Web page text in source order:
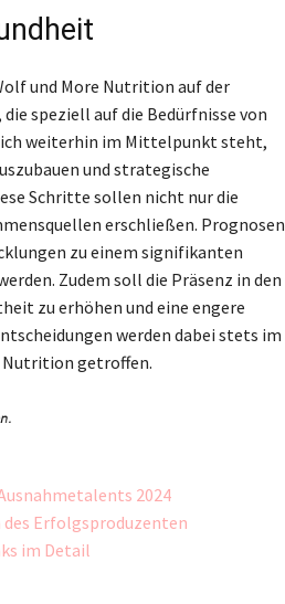
und More Nutrition auf der
speziell auf die Bedürfnisse von
weiterhin im Mittelpunkt steht,
und strategische
Schritte sollen nicht nur die
erschließen. Prognosen
zu einem signifikanten
Zudem soll die Präsenz in den
zu erhöhen und eine engere
werden dabei stets im
Nutrition getroffen.
2024
des Erfolgsproduzenten
im Detail